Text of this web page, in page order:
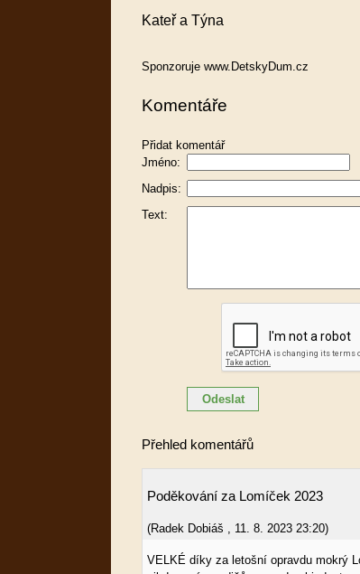
Kateř a Týna
Sponzoruje www.DetskyDum.cz
Komentáře
Přidat komentář
Jméno:
Nadpis:
Text:
Přehled komentářů
Poděkování za Lomíček 2023
(Radek Dobiáš , 11. 8. 2023 23:20)
VELKÉ díky za letošní opravdu mokrý